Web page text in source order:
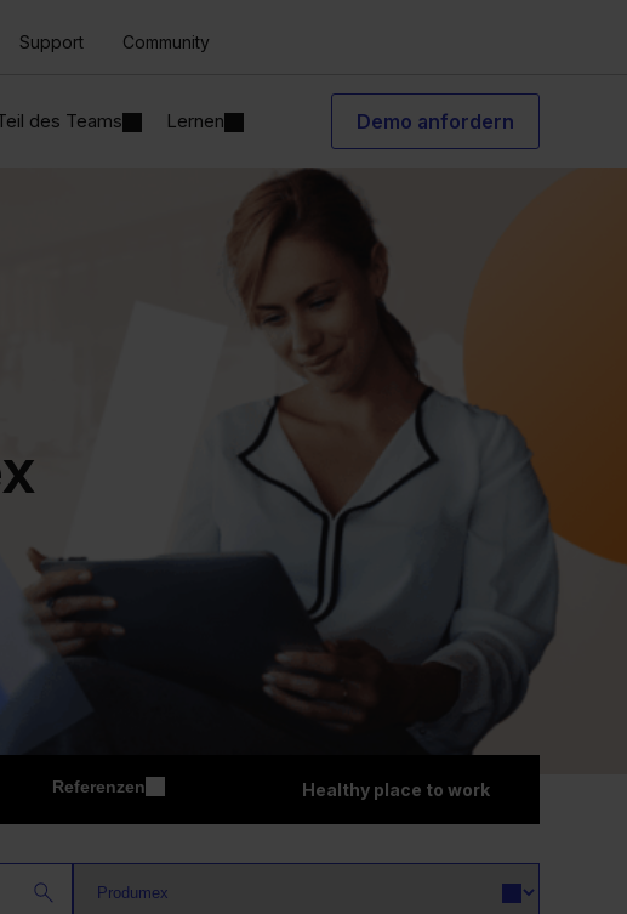
Support Community
des Teams Lernen Demo anfordern
Referenzen Healthy place to work